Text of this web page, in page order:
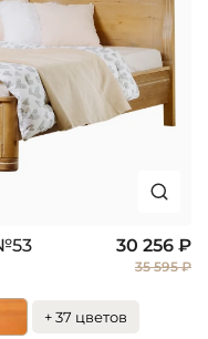
30 256 ₽
35 595 ₽
+ 37 цветов